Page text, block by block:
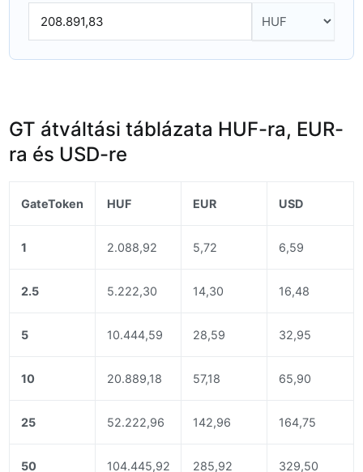
GT átváltási táblázata HUF-ra, EUR-
ra és USD-re
GateToken HUF EUR USD
1 2.088,92 5,72 6,59
2.5 5.222,30 14,30 16,48
5 10.444,59 28,59 32,95
10 20.889,18 57,18 65,90
25 52.222,96 142,96 164,75
50 104.445,92 285,92 329,50